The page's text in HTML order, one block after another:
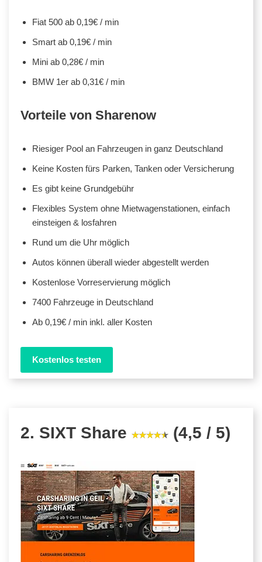
Fiat 500 ab 0,19€ / min
Smart ab 0,19€ / min
Mini ab 0,28€ / min
BMW 1er ab 0,31€ / min
Vorteile von Sharenow
Riesiger Pool an Fahrzeugen in ganz Deutschland
Keine Kosten fürs Parken, Tanken oder Versicherung
Es gibt keine Grundgebühr
Flexibles System ohne Mietwagenstationen, einfach
einsteigen & losfahren
Rund um die Uhr möglich
Autos können überall wieder abgestellt werden
Kostenlose Vorreservierung möglich
7400 Fahrzeuge in Deutschland
Ab 0,19€ / min inkl. aller Kosten
Kostenlos testen
2. SIXT Share (4,5 / 5)